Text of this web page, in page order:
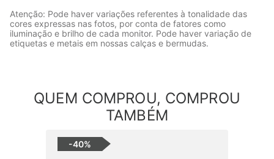
Atenção: Pode haver variações referentes à tonalidade das
cores expressas nas fotos, por conta de fatores como
iluminação e brilho de cada monitor. Pode haver variação de
etiquetas e metais em nossas calças e bermudas.
QUEM COMPROU, COMPROU
TAMBÉM
-40%